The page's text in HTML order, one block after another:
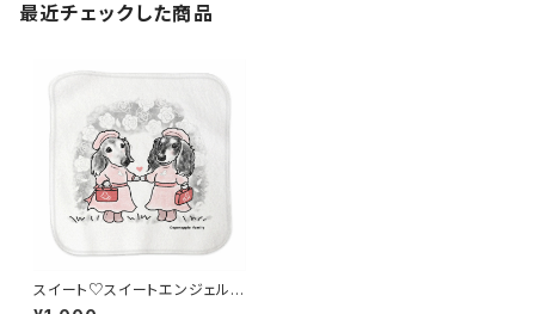
最近チェックした商品
スイート♡スイートエンジェル
ハンカチタオル